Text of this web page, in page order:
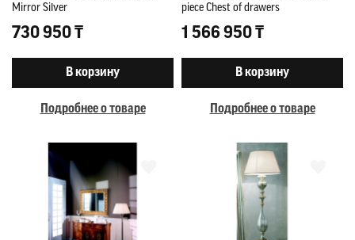
Mirror Silver
730 950 ₸
В корзину
Подробнее о товаре
piece Chest of drawers
1 566 950 ₸
В корзину
Подробнее о товаре